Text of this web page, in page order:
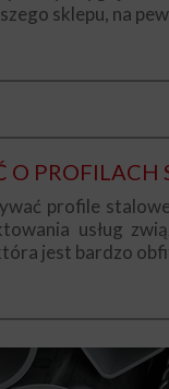
sklepu, na
PROFILACH
profile
usług
jest bardzo